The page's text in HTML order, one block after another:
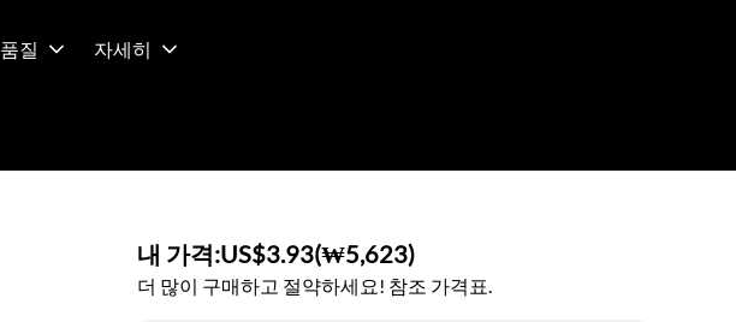
품질 자세히
내 가격:US$3.93(₩5,623)
더 많이 구매하고 절약하세요! 참조 가격표.